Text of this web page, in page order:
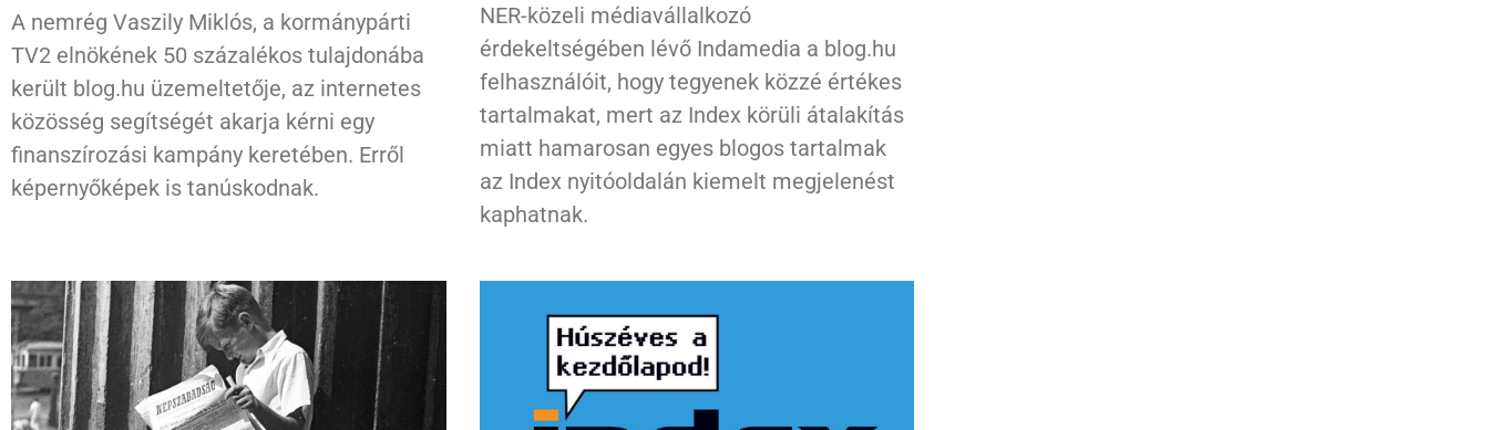
A nemrég Vaszily Miklós, a kormánypárti
TV2 elnökének 50 százalékos tulajdonába
került blog.hu üzemeltetője, az internetes
közösség segítségét akarja kérni egy
finanszírozási kampány keretében. Erről
képernyőképek is tanúskodnak.
NER-közeli médiavállalkozó
érdekeltségében lévő Indamedia a blog.hu
felhasználóit, hogy tegyenek közzé értékes
tartalmakat, mert az Index körüli átalakítás
miatt hamarosan egyes blogos tartalmak
az Index nyitóoldalán kiemelt megjelenést
kaphatnak.